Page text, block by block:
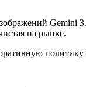
Gemini
на рынке.
политику